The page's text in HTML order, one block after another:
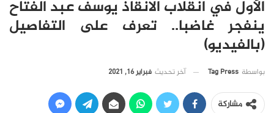
الأول في انقلاب الانقاذ يوسف عبد الفتاح
ينفجر غاضبا.. تعرف على التفاصيل
(بالفيديو)
بواسطة Tag Press آخر تحديث فبراير 16, 2021
مشاركة